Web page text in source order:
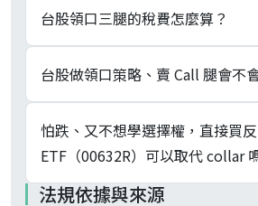
股市值 1% 到 3%、20% 大跌仍
後完全被對沖、最大損失鎖在「
價） × 契約單位 ± 淨權利金」、
可能近零（零成本 collar）或微負
「掩護性買權 + 保護性賣權兩腿合
不是。淨現金支出近零只是表面
上漲被 K_call 封頂的機會成本、
內。Bondarenko 2014 在
率長期高於實際波動率、買 Put 付
Call 收正期望值、兩腿不對稱、
的合計期望值仍偏負。再加上台股
高於 Call 端、等距 K 並不代表權
台股領口三腿的稅費怎麼算？
三腿產生獨立稅費循環：現股賣
條例》§2 第一款 0.3%（一般股
0.1%（ETF）；賣 Call 與買 Put
稅條例》§2 第一項第三款 0.1%
手續費方面、現股按成交金額計、
台股做領口策略、賣 Call 腿會不
不會。臺灣期貨交易所目前掛牌之
TXO、TEO、TFO、股票選擇權
為歐式（European-style），僅
怕跌、又不想學選擇權，直接買
ETF（00632R）可以取代 collar
法規依據與來源